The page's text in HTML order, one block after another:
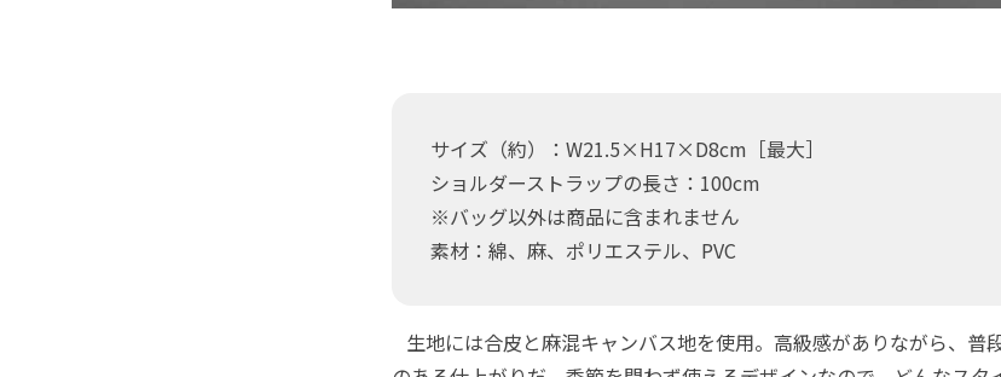
サイズ（約）：W21.5×H17×D8cm［最大］
ショルダーストラップの長さ：100cm
※バッグ以外は商品に含まれません
素材：綿、麻、ポリエステル、PVC
生地には合皮と麻混キャンバス地を使用。高級感がありながら、普